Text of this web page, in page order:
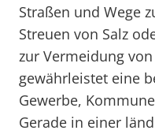
Straßen und Wege
Streuen von Salz
zur Vermeidung
gewährleistet eine
Gewerbe,
Gerade in einer